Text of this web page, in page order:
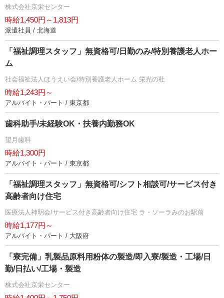
株式会社京栄センター
時給1,450円～1,813円
派遣社員 / 北海道
「福祉調理スタッフ」無資格可/日勤のみ/特別養護老人ホー
ム
社会福祉法人ほうえい会/特別養護老人ホーム 栄光の杜
時給1,243円～
アルバイト・パート / 東京都
歯科助手/未経験OK・扶養内勤務OK
望月歯科
時給1,300円
アルバイト・パート / 東京都
「福祉調理スタッフ」無資格可/シフト相談可/サービス付き
高齢者向け住宅
医療法人神明会/サービス付き高齢者向け住宅 ラ・ソーラみのお駅前
時給1,177円～
アルバイト・パート / 大阪府
「寮完備」乳製品原料用粉体の製造/即入寮/製造・工場/日
勤/日払い/工場・製造
株式会社京栄センター